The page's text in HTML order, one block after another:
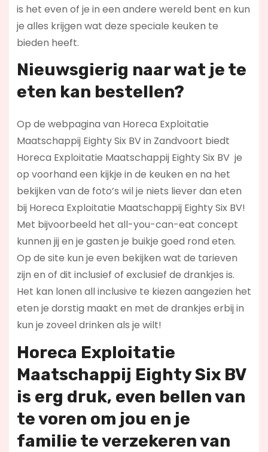
is het even of je in een andere wereld bent en kun
je alles krijgen wat deze speciale keuken te
bieden heeft.
Nieuwsgierig naar wat je te
eten kan bestellen?
Op de webpagina van Horeca Exploitatie
Maatschappij Eighty Six BV in Zandvoort biedt
Horeca Exploitatie Maatschappij Eighty Six BV je
op voorhand een kijkje in de keuken en na het
bekijken van de foto’s wil je niets liever dan eten
bij Horeca Exploitatie Maatschappij Eighty Six BV!
Met bijvoorbeeld het all-you-can-eat concept
kunnen jij en je gasten je buikje goed rond eten.
Op de site kun je even bekijken wat de tarieven
zijn en of dit inclusief of exclusief de drankjes is.
Het kan lonen all inclusive te kiezen aangezien het
eten je dorstig maakt en met de drankjes erbij in
kun je zoveel drinken als je wilt!
Horeca Exploitatie
Maatschappij Eighty Six BV
is erg druk, even bellen van
te voren om jou en je
familie te verzekeren van